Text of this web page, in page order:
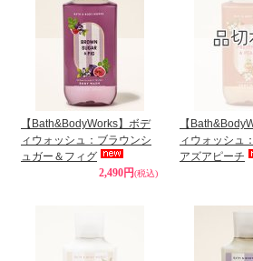
【Bath&BodyWorks】ボデ
ィウォッシュ：ブラウンシ
ュガー＆フィグ
2,490円(税込)
【
ィウォッシュ
アズアピーチ